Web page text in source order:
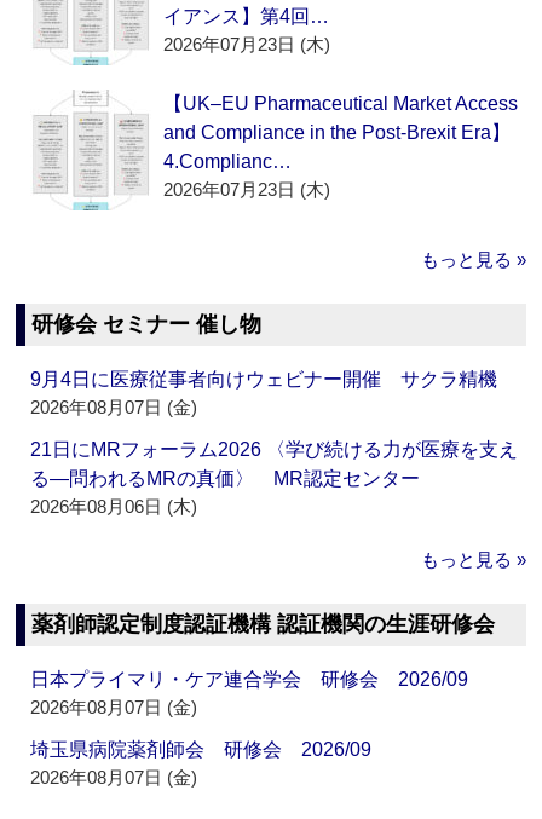
イアンス】第4回…
2026年07月23日 (木)
【UK–EU Pharmaceutical Market Access
and Compliance in the Post-Brexit Era】
4.Complianc…
2026年07月23日 (木)
もっと見る »
研修会 セミナー 催し物
9月4日に医療従事者向けウェビナー開催 サクラ精機
2026年08月07日 (金)
21日にMRフォーラム2026 〈学び続ける力が医療を支え
る―問われるMRの真価〉 MR認定センター
2026年08月06日 (木)
もっと見る »
薬剤師認定制度認証機構 認証機関の生涯研修会
日本プライマリ・ケア連合学会 研修会 2026/09
2026年08月07日 (金)
埼玉県病院薬剤師会 研修会 2026/09
2026年08月07日 (金)